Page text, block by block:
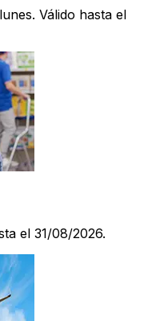
Válido hasta el
el 31/08/2026.